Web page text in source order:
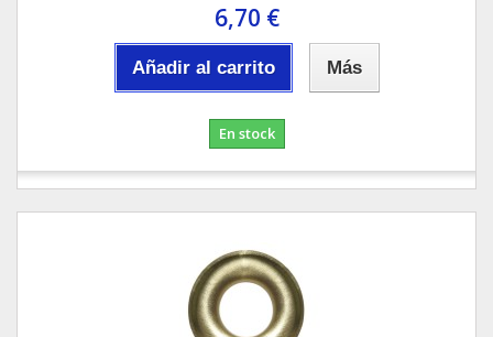
6,70 €
Añadir al carrito Más
En stock